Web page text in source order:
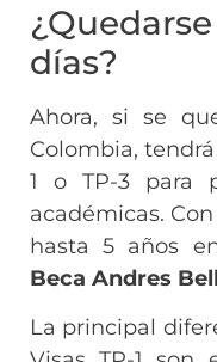
días?
Ahora, si se
Colombia,
1 o TP-3 para
académicas.
hasta 5 años
Beca Andres
La principal